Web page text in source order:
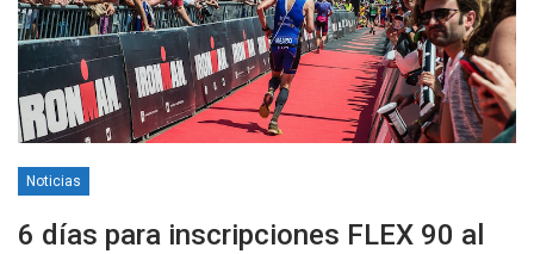
Noticias
6 días para inscripciones FLEX 90 al